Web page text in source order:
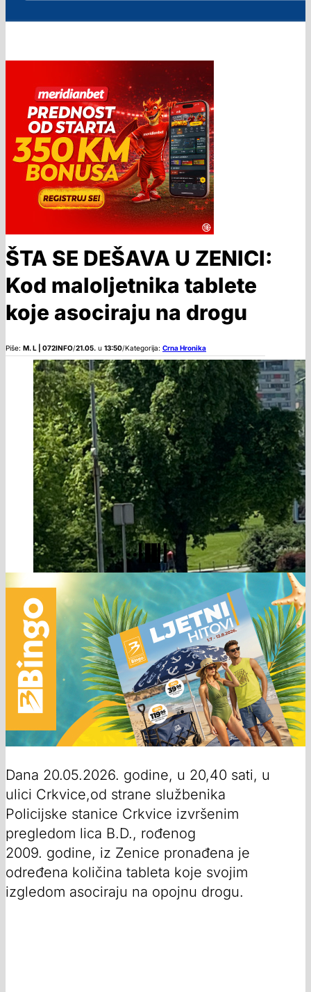
ŠTA SE DEŠAVA U ZENICI:
Kod maloljetnika tablete
koje asociraju na drogu
Piše: M. L | 072INFO/21.05. u 13:50/Kategorija: Crna Hronika
Dana 20.05.2026. godine, u 20,40 sati, u
ulici Crkvice,od strane službenika
Policijske stanice Crkvice izvršenim
pregledom lica B.D., rođenog
2009. godine, iz Zenice pronađena je
određena količina tableta koje svojim
izgledom asociraju na opojnu drogu.